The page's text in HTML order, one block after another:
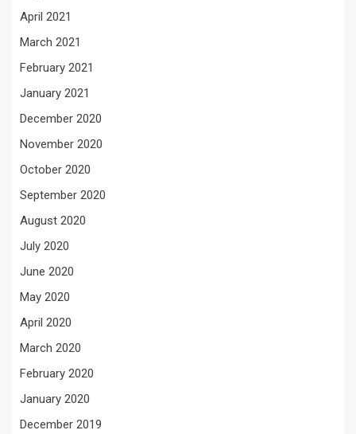
April 2021
March 2021
February 2021
January 2021
December 2020
November 2020
October 2020
September 2020
August 2020
July 2020
June 2020
May 2020
April 2020
March 2020
February 2020
January 2020
December 2019